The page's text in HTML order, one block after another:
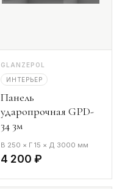
GLANZEPOL
ИНТЕРЬЕР
Панель
ударопрочная GPD-
34 3м
В 250 × Г 15 × Д 3000 мм
4 200 ₽